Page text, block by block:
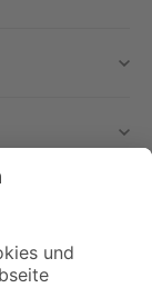
verpassen!